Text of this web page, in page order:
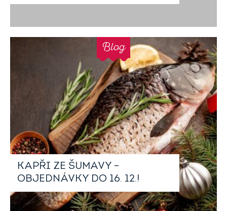
KAPŘI ZE ŠUMAVY –
OBJEDNÁVKY DO 16. 12.!
Blog